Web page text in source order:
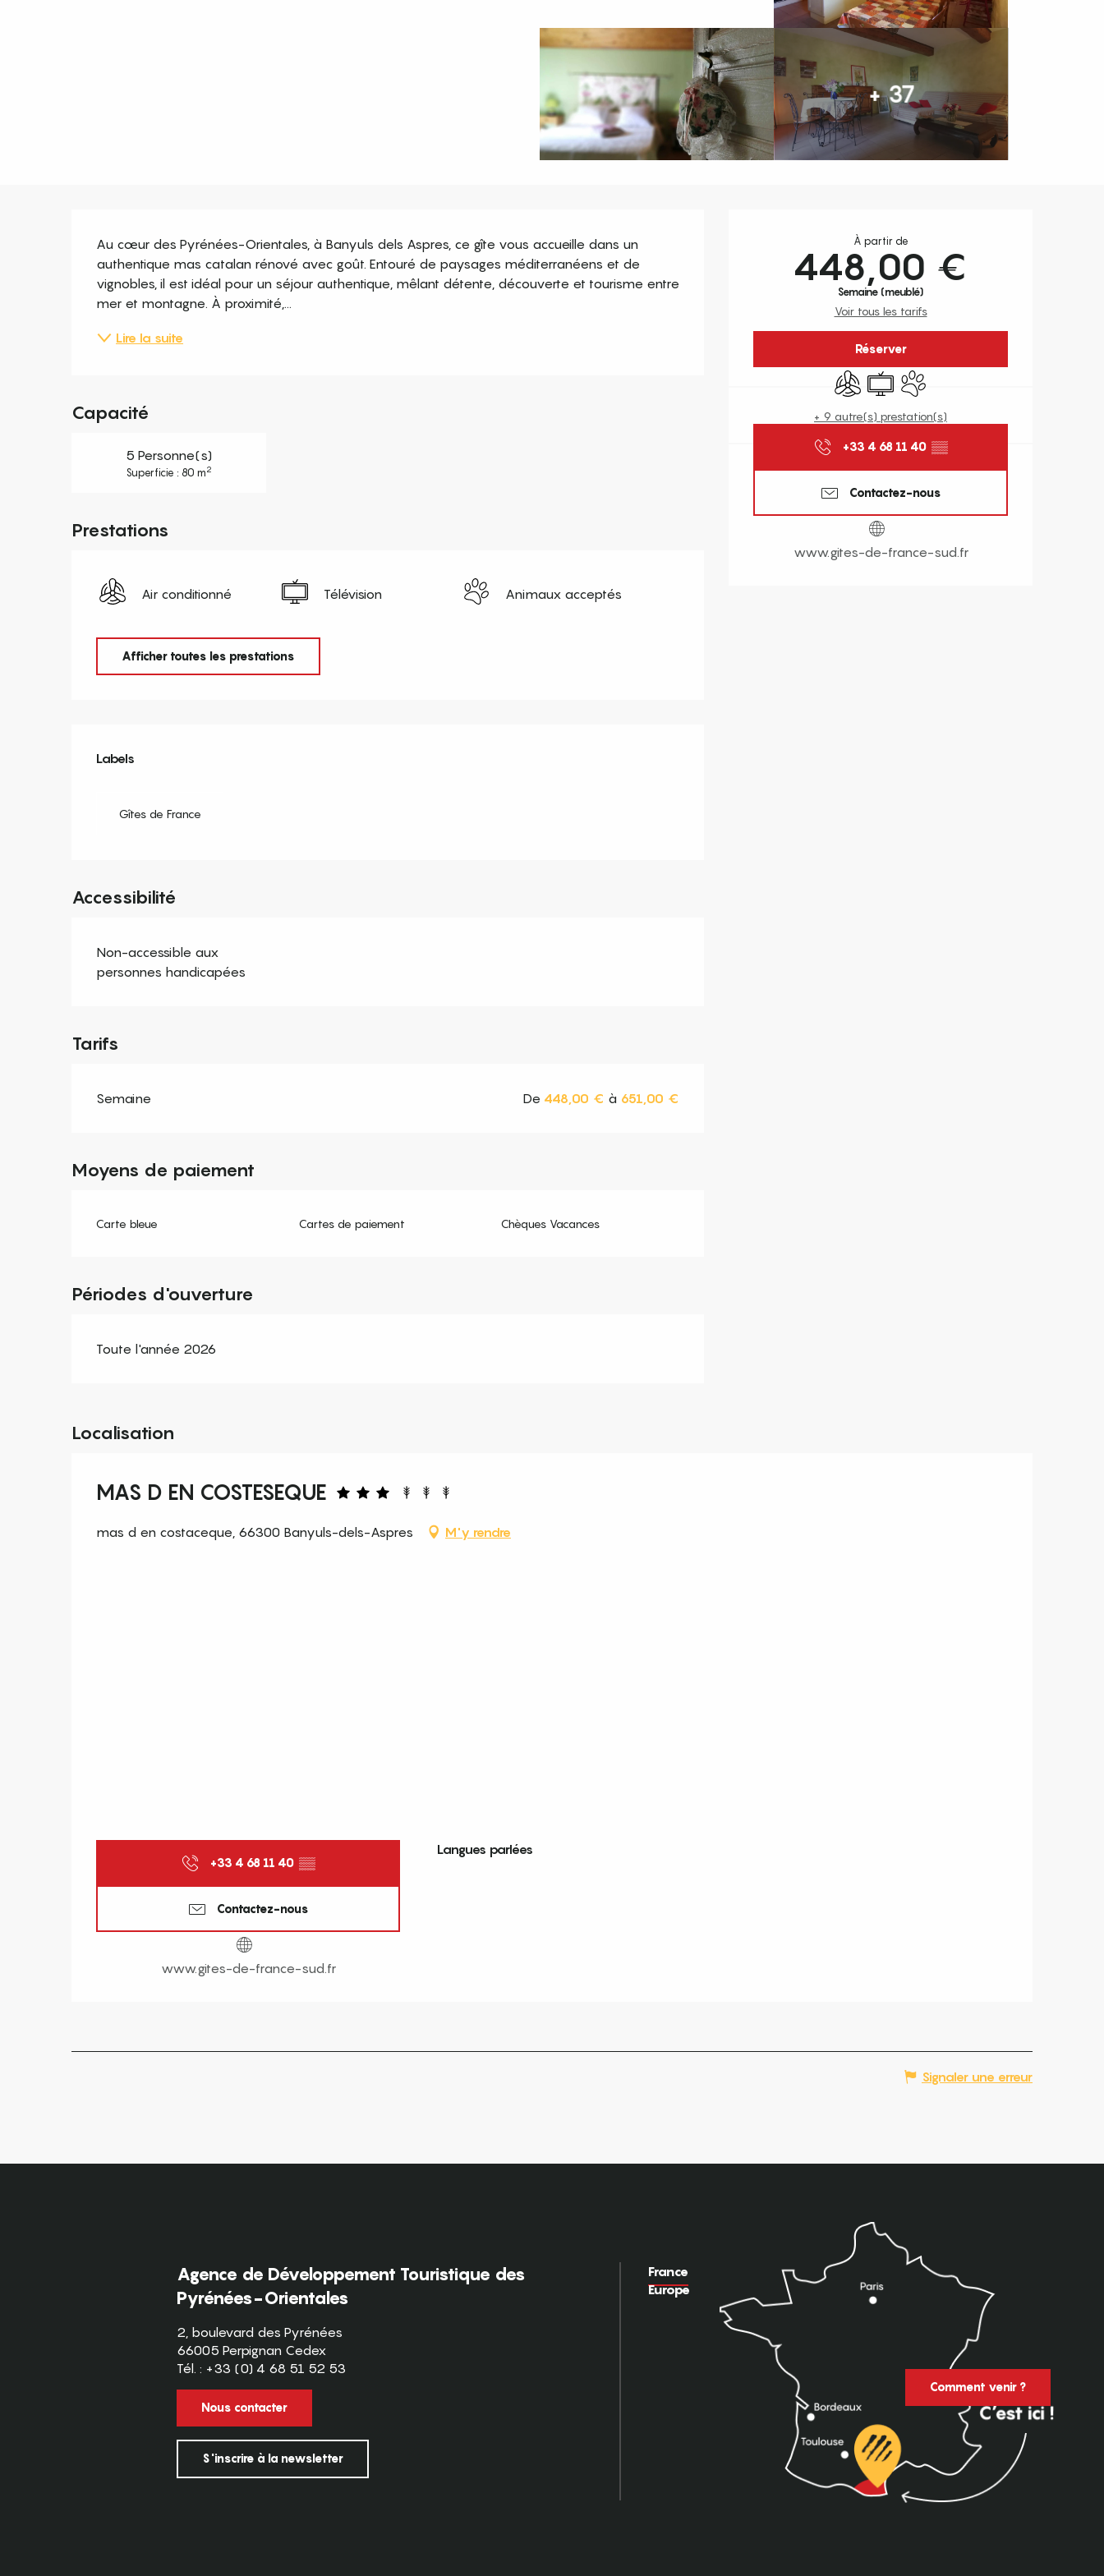
+ 37
Ouverture et coordonnées
À partir de
448,00 €
Semaine (meublé)
Voir tous les tarifs
Réserver
Air conditionné
TélévisionAnimaux acceptés
+ 9 autre(s) prestation(s)
+33 4 68 11 40 ▒▒
Contactez-nous
www.gites-de-france-sud.fr
Description
Au cœur des Pyrénées-Orientales, à Banyuls dels Aspres, ce gîte vous accueille dans un
authentique mas catalan rénové avec goût. Entouré de paysages méditerranéens et de
vignobles, il est idéal pour un séjour authentique, mêlant détente, découverte et tourisme entre
mer et montagne. À proximité,...
Lire la suite
Capacité
5 Personne(s)
Superficie : 80 m2
Prestations
Air conditionné Télévision Animaux acceptés
Afficher toutes les prestations
Offres de prestations
Labels
Labels
Gîtes de France
Accessibilité
Non-accessible aux
personnes handicapées
Tarifs
Semaine De 448,00 € à 651,00 €
Moyens de paiement
Carte bleue Cartes de paiement Chèques Vacances
Périodes d'ouverture
Toute l'année 2026
Localisation
MAS D EN COSTESEQUE
mas d en costaceque, 66300 Banyuls-dels-Aspres M'y rendre
+33 4 68 11 40 ▒▒
Contactez-nous
www.gites-de-france-sud.fr
Langues parlées
Langues parlées
Signaler une erreur
Agence de Développement Touristique des
Pyrénées-Orientales
2, boulevard des Pyrénées
66005 Perpignan Cedex
Tél. : +33 (0) 4 68 51 52 53
Nous contacter
S'inscrire à la newsletter
France
Europe
Comment venir ?